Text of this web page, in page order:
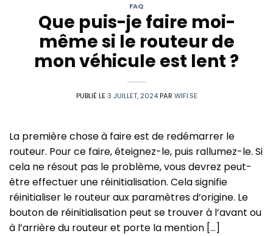
FAQ
Que puis-je faire moi-
même si le routeur de
mon véhicule est lent ?
PUBLIÉ LE3 JUILLET, 2024 PAR WIFI.SE
La première chose à faire est de redémarrer le
routeur. Pour ce faire, éteignez-le, puis rallumez-le. Si
cela ne résout pas le problème, vous devrez peut-
être effectuer une réinitialisation. Cela signifie
réinitialiser le routeur aux paramètres d’origine. Le
bouton de réinitialisation peut se trouver à l’avant ou
à l’arrière du routeur et porte la mention […]